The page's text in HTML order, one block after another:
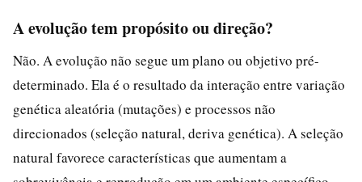
A evolução tem propósito ou direção?
Não. A evolução não segue um plano ou objetivo pré-
determinado. Ela é o resultado da interação entre variação
genética aleatória (mutações) e processos não
direcionados (seleção natural, deriva genética). A seleção
natural favorece características que aumentam a